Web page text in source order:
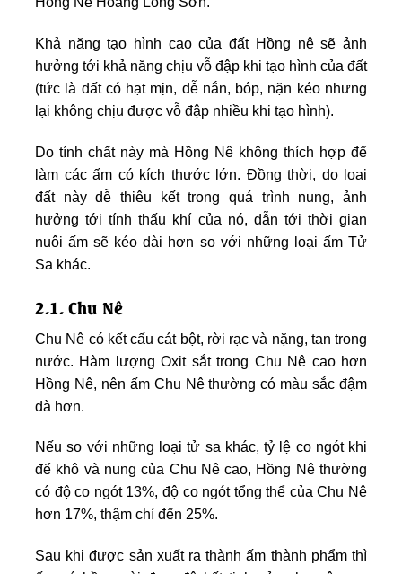
Khả năng tạo hình cao của đất Hồng nê sẽ ảnh
hưởng tới khả năng chịu vỗ đập khi tạo hình của đất
(tức là đất có hạt mịn, dễ nắn, bóp, nặn kéo nhưng
lại không chịu được vỗ đập nhiều khi tạo hình).
Do tính chất này mà Hồng Nê không thích hợp để
làm các ấm có kích thước lớn. Đồng thời, do loại
đất này dễ thiêu kết trong quá trình nung, ảnh
hưởng tới tính thấu khí của nó, dẫn tới thời gian
nuôi ấm sẽ kéo dài hơn so với những loại ấm Tử
Sa khác.
2.1. Chu Nê
Chu Nê có kết cấu cát bột, rời rạc và nặng, tan trong
nước. Hàm lượng Oxit sắt trong Chu Nê cao hơn
Hồng Nê, nên ấm Chu Nê thường có màu sắc đậm
đà hơn.
Nếu so với những loại tử sa khác, tỷ lệ co ngót khi
để khô và nung của Chu Nê cao, Hồng Nê thường
có độ co ngót 13%, độ co ngót tổng thể của Chu Nê
hơn 17%, thậm chí đến 25%.
Sau khi được sản xuất ra thành ấm thành phẩm thì